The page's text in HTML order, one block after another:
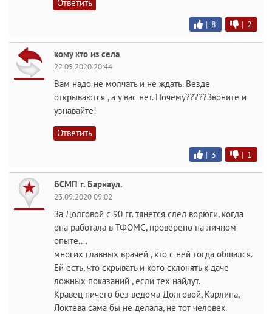
Ответить
| 8 | 2
кому кто из села
22.09.2020 20:44
Вам надо не молчать и не ждать. Везде
открываются , а у вас нет. Почему?????Звоните и
узнавайте!
Ответить
| 3 | 1
БСМП г. Барнаул.
23.09.2020 09:02
За Долговой с 90 гг. тянется след ворюги, когда
она работала в ТФОМС, проверено на личном
опыте....
многих главных врачей , кто с ней тогда общался.
Ей есть, что скрывать и кого склонять к даче
ложных показаний , если тех найдут.
Кравец ничего без ведома Долговой, Карлина,
Локтева сама бы не делала, не тот человек.